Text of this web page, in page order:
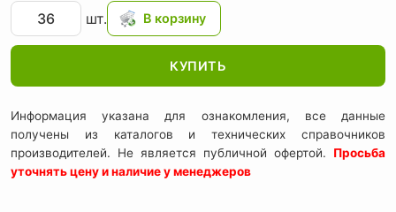
шт.
КУПИТЬ
Информация указана для ознакомления, все данные
получены из каталогов и технических справочников
производителей. Не является публичной офертой. Просьба
уточнять цену и наличие у менеджеров